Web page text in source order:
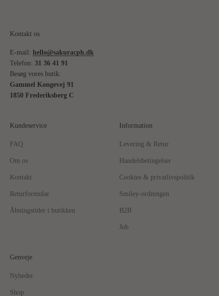
Kontakt os
E-mail: hello@sakuracph.dk
Telefon: 31 36 41 91
Besøg vores butik:
Gammel Kongevej 91
1850 Frederiksberg C
Kundeservice
FAQ
Om os
Kontakt
Returformular
Åbningstider i butikken
Information
Levering & Retur
Handelsbetingelser
Cookies & privatlivspolitik
Smiley-ordningen
B2B
Job
Genveje
Nyheder
Shop